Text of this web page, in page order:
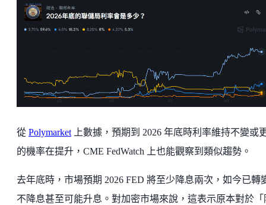
從 Polymarket 上數據，預期到 2026 年底時利率維持不變或
的機率在提升，CME FedWatch 上也能觀察到類似趨勢。
去年底時，市場預期 2026 FED 將至少降息兩次，如今已轉
不降息甚至可能升息。對加密市場來說，這表示原本對於「